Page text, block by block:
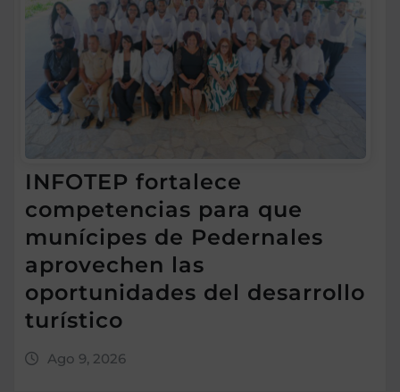
INFOTEP fortalece
competencias para que
munícipes de Pedernales
aprovechen las
oportunidades del desarrollo
turístico
Ago 9, 2026